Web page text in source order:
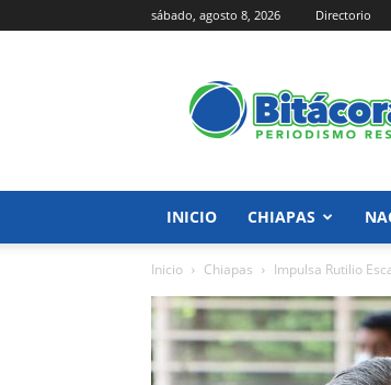
sábado, agosto 8, 2026 Directorio
Sur
INICIO CHIAPAS
Inicio Chiapas Impulsa Rutilio